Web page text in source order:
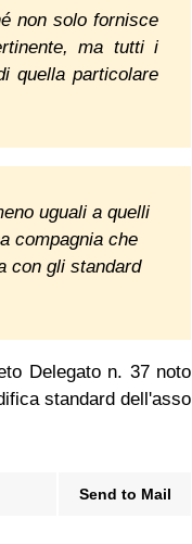
non solo fornisce
ma tutti i
quella particolare
uguali a quelli
compagnia che
con gli standard
Delegato n. 37 noto
standard dell'asso
Send to Mail